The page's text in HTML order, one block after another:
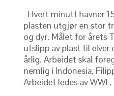
Hvert minutt havner
plasten utgjør en stor
og dyr. Målet for årets
utslipp av plast til
årlig. Arbeidet skal
nemlig i Indonesia,
Arbeidet ledes av